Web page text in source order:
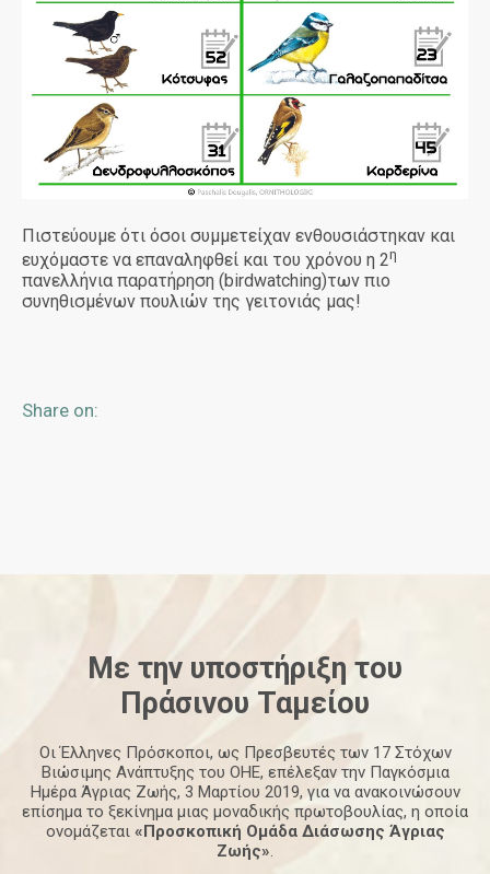
Πιστεύουμε ότι όσοι συμμετείχαν ενθουσιάστηκαν και
ευχόμαστε να επαναληφθεί και του χρόνου η 2η
πανελλήνια παρατήρηση (birdwatching)των πιο
συνηθισμένων πουλιών της γειτονιάς μας!
Share on:
Με την υποστήριξη του
Πράσινου Ταμείου
Οι Έλληνες Πρόσκοποι, ως Πρεσβευτές των 17 Στόχων
Βιώσιμης Ανάπτυξης του ΟΗΕ, επέλεξαν την Παγκόσμια
Ημέρα Άγριας Ζωής, 3 Μαρτίου 2019, για να ανακοινώσουν
επίσημα το ξεκίνημα μιας μοναδικής πρωτοβουλίας, η οποία
ονομάζεται «Προσκοπική Ομάδα Διάσωσης Άγριας
Ζωής».